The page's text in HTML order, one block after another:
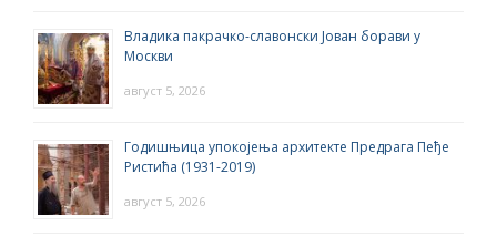
Владика пакрачко-славонски Јован борави у
Москви
август 5, 2026
Годишњица упокојења архитекте Предрага Пеђе
Ристића (1931-2019)
август 5, 2026